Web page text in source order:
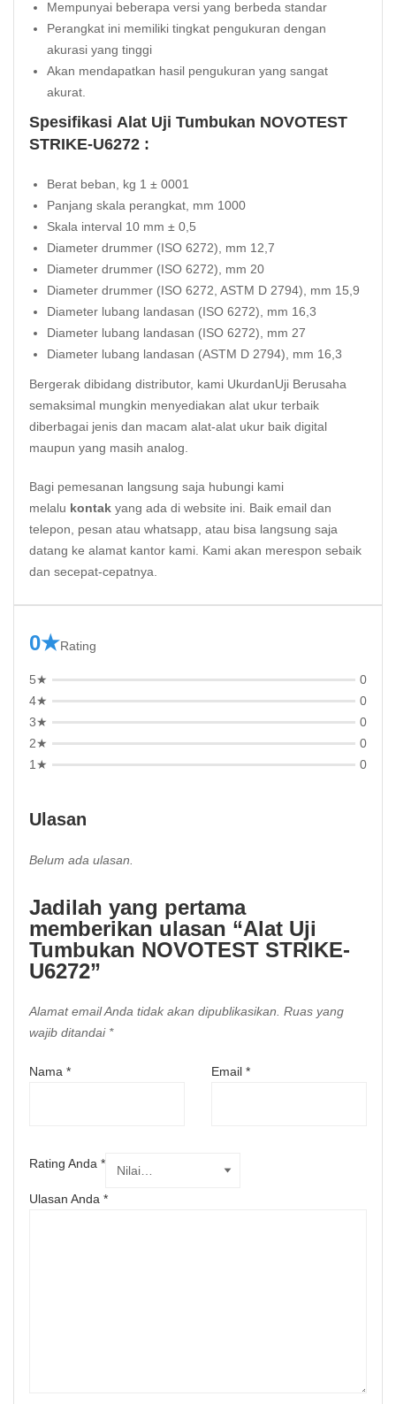
Mempunyai beberapa versi yang berbeda standar
Perangkat ini memiliki tingkat pengukuran dengan
akurasi yang tinggi
Akan mendapatkan hasil pengukuran yang sangat
akurat.
Spesifikasi Alat Uji Tumbukan NOVOTEST
STRIKE-U6272 :
Berat beban, kg 1 ± 0001
Panjang skala perangkat, mm 1000
Skala interval 10 mm ± 0,5
Diameter drummer (ISO 6272), mm 12,7
Diameter drummer (ISO 6272), mm 20
Diameter drummer (ISO 6272, ASTM D 2794), mm 15,9
Diameter lubang landasan (ISO 6272), mm 16,3
Diameter lubang landasan (ISO 6272), mm 27
Diameter lubang landasan (ASTM D 2794), mm 16,3
Bergerak dibidang distributor, kami UkurdanUji Berusaha
semaksimal mungkin menyediakan alat ukur terbaik
diberbagai jenis dan macam alat-alat ukur baik digital
maupun yang masih analog.
Bagi pemesanan langsung saja hubungi kami
melalu kontak yang ada di website ini. Baik email dan
telepon, pesan atau whatsapp, atau bisa langsung saja
datang ke alamat kantor kami. Kami akan merespon sebaik
dan secepat-cepatnya.
0★Rating
5★
0
4★
0
3★
0
2★
0
1★
0
Ulasan
Belum ada ulasan.
Jadilah yang pertama
memberikan ulasan “Alat Uji
Tumbukan NOVOTEST STRIKE-
U6272”
Alamat email Anda tidak akan dipublikasikan. Ruas yang
wajib ditandai *
Nama * Email *
Rating Anda *
Ulasan Anda *